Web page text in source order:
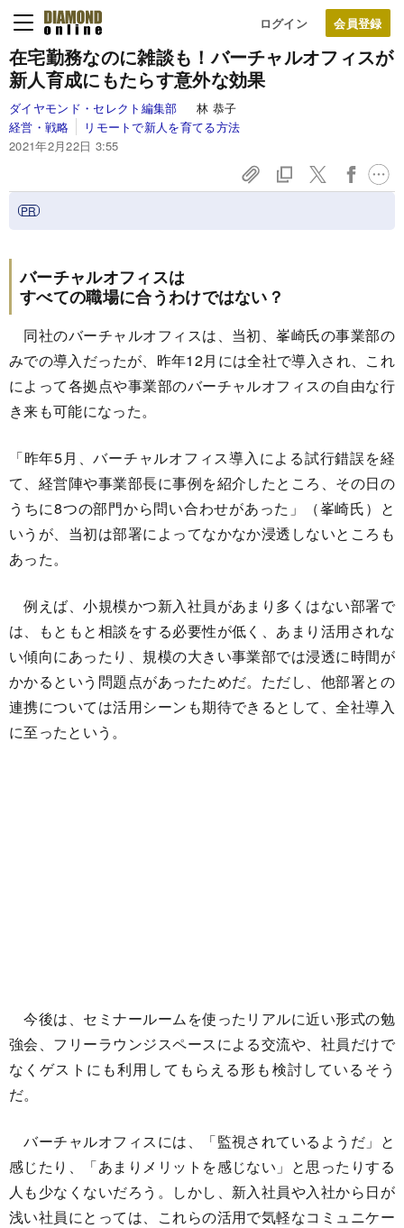
ログイン
在宅勤務なのに雑談も！バーチャルオフィスが
新人育成にもたらす意外な効果
ダイヤモンド・セレクト編集部
林 恭子
経営・戦略
リモートで新人を育てる方法
2021年2月22日 3:55
バーチャルオフィスは
すべての職場に合うわけではない？
同社のバーチャルオフィスは、当初、峯崎氏の事業部の
みでの導入だったが、昨年12月には全社で導入され、これ
によって各拠点や事業部のバーチャルオフィスの自由な行
き来も可能になった。
「昨年5月、バーチャルオフィス導入による試行錯誤を経
て、経営陣や事業部長に事例を紹介したところ、その日の
うちに8つの部門から問い合わせがあった」（峯崎氏）と
いうが、当初は部署によってなかなか浸透しないところも
あった。
例えば、小規模かつ新入社員があまり多くはない部署で
は、もともと相談をする必要性が低く、あまり活用されな
い傾向にあったり、規模の大きい事業部では浸透に時間が
かかるという問題点があったためだ。ただし、他部署との
連携については活用シーンも期待できるとして、全社導入
に至ったという。
今後は、セミナールームを使ったリアルに近い形式の勉
強会、フリーラウンジスペースによる交流や、社員だけで
なくゲストにも利用してもらえる形も検討しているそう
だ。
バーチャルオフィスには、「監視されているようだ」と
感じたり、「あまりメリットを感じない」と思ったりする
人も少なくないだろう。しかし、新入社員や入社から日が
浅い社員にとっては、これらの活用で気軽なコミュニケー